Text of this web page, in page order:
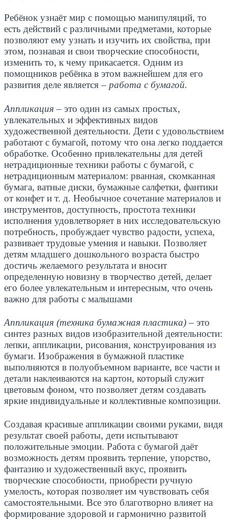
Ребёнок узнаёт мир с помощью манипуляций, то
есть действий с различными предметами, которые
позволяют ему узнать и изучить их свойства, при
этом, познавая и свои творческие способности,
изменить то, к чему прикасается. Одним из
помощников ребёнка в этом важнейшем для его
развития деле является – работа с бумагой.
Аппликация– это один из самых простых,
увлекательных и эффективных видов
художественной деятельности. Дети с удовольствием
работают с бумагой, потому что она легко поддается
обработке. Особенно привлекательны для детей
нетрадиционные техники работы с бумагой, с
нетрадиционным материалом: рванная, скомканная
бумага, ватные диски, бумажные салфетки, фантики
от конфет и т. д. Необычное сочетание материалов и
инструментов, доступность, простота техники
исполнения удовлетворяет в них исследовательскую
потребность, пробуждает чувство радости, успеха,
развивает трудовые умения и навыки. Позволяет
детям младшего дошкольного возраста быстро
достичь желаемого результата и вносит
определенную новизну в творчество детей, делает
его более увлекательным и интересным, что очень
важно для работы с малышами
Аппликация (техника бумажная пластика)– это
синтез разных видов изобразительной деятельности:
лепки, аппликации, рисования, конструирования из
бумаги. Изображения в бумажной пластике
выполняются в полуобъемном варианте, все части и
детали наклеиваются на картон, который служит
цветовым фоном, что позволяет детям создавать
яркие индивидуальные и коллективные композиции.
Создавая красивые аппликации своими руками, видя
результат своей работы, дети испытывают
положительные эмоции. Работа с бумагой даёт
возможность детям проявить терпение, упорство,
фантазию и художественный вкус, проявить
творческие способности, приобрести ручную
умелость, которая позволяет им чувствовать себя
самостоятельными. Все это благотворно влияет на
формирование здоровой и гармонично развитой